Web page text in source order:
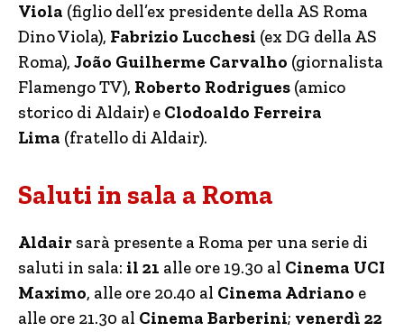
Viola (figlio dell’ex presidente della AS Roma
Dino Viola), Fabrizio Lucchesi (ex DG della AS
Roma), João Guilherme Carvalho (giornalista
Flamengo TV), Roberto Rodrigues (amico
storico di Aldair) e Clodoaldo Ferreira
Lima (fratello di Aldair).
Saluti in sala a Roma
Aldair sarà presente a Roma per una serie di
saluti in sala: il 21 alle ore 19.30 al Cinema UCI
Maximo, alle ore 20.40 al Cinema Adriano e
alle ore 21.30 al Cinema Barberini; venerdì 22